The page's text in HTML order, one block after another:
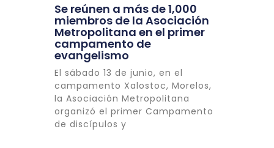
Se reúnen a más de 1,000
miembros de la Asociación
Metropolitana en el primer
campamento de
evangelismo
El sábado 13 de junio, en el
campamento Xalostoc, Morelos,
la Asociación Metropolitana
organizó el primer Campamento
de discípulos y